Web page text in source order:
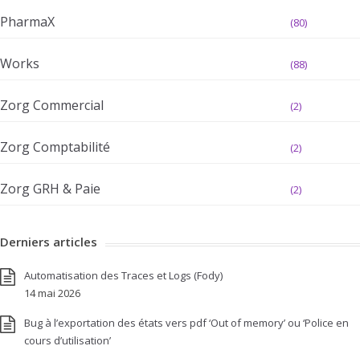
PharmaX (80)
Works (88)
Zorg Commercial (2)
Zorg Comptabilité (2)
Zorg GRH & Paie (2)
Derniers articles
Automatisation des Traces et Logs (Fody)
14 mai 2026
Bug à l’exportation des états vers pdf ‘Out of memory’ ou ‘Police en
cours d’utilisation’